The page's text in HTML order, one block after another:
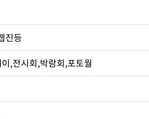
진등
,전시회,박람회,포토월